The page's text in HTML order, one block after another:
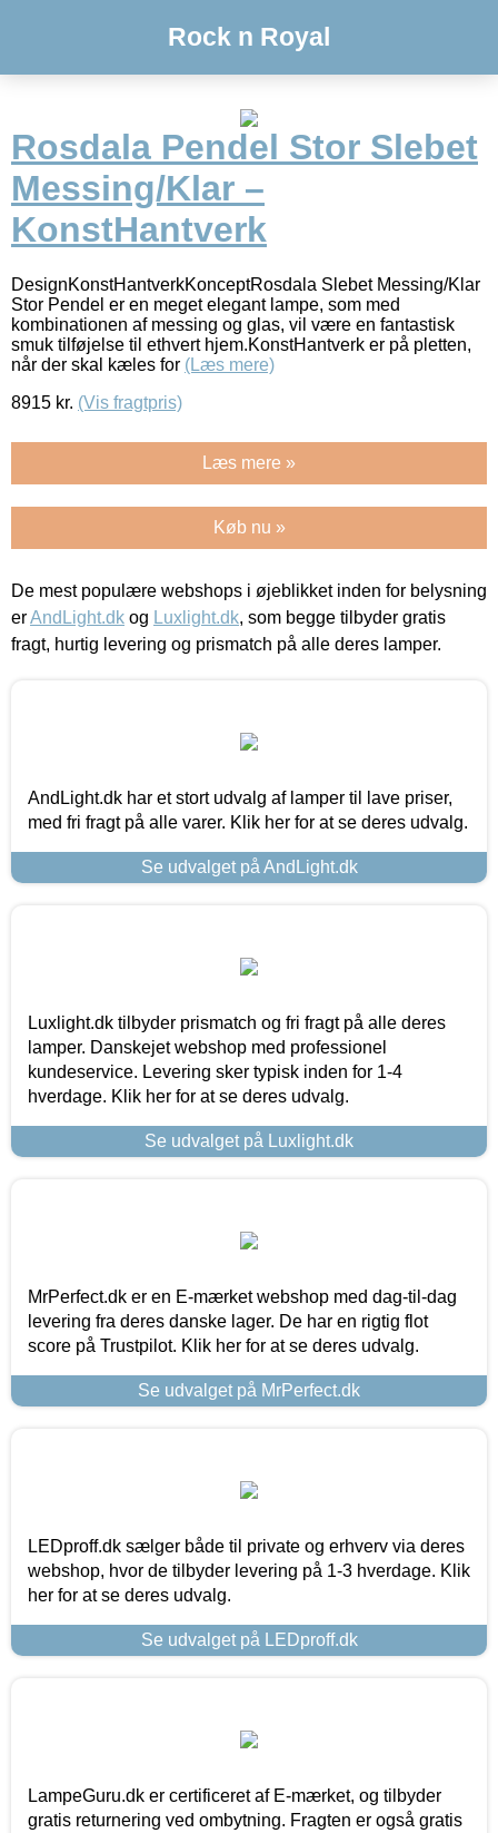
Rock n Royal
Rosdala Pendel Stor Slebet
Messing/Klar –
KonstHantverk
DesignKonstHantverkKonceptRosdala Slebet Messing/Klar
Stor Pendel er en meget elegant lampe, som med
kombinationen af messing og glas, vil være en fantastisk
smuk tilføjelse til ethvert hjem.KonstHantverk er på pletten,
når der skal kæles for (Læs mere)
8915 kr. (Vis fragtpris)
Læs mere »
Køb nu »
De mest populære webshops i øjeblikket inden for belysning
erAndLight.dk og Luxlight.dk, som begge tilbyder gratis
fragt, hurtig levering og prismatch på alle deres lamper.
AndLight.dk har et stort udvalg af lamper til lave priser,
med fri fragt på alle varer. Klik her for at se deres udvalg.
Se udvalget på AndLight.dk
Luxlight.dk tilbyder prismatch og fri fragt på alle deres
lamper. Danskejet webshop med professionel
kundeservice. Levering sker typisk inden for 1-4
hverdage. Klik her for at se deres udvalg.
Se udvalget på Luxlight.dk
MrPerfect.dk er en E-mærket webshop med dag-til-dag
levering fra deres danske lager. De har en rigtig flot
score på Trustpilot. Klik her for at se deres udvalg.
Se udvalget på MrPerfect.dk
LEDproff.dk sælger både til private og erhverv via deres
webshop, hvor de tilbyder levering på 1-3 hverdage. Klik
her for at se deres udvalg.
Se udvalget på LEDproff.dk
LampeGuru.dk er certificeret af E-mærket, og tilbyder
gratis returnering ved ombytning. Fragten er også gratis